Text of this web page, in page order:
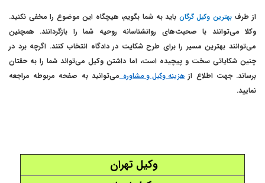
از طرفبهترین وکیل گرگان باید به شما بگویم، هیچگاه این موضوع را مخفی نکنید.
وکلا می‌توانند با صحبت‌های روانشناسانه روحیه شما را بازگردانند. همچنین
می‌توانند بهترین مسیر را برای طرح شکایت در دادگاه انتخاب کنند. اگرچه برد در
چنین شکایاتی سخت و پیچیده است، اما داشتن وکیل می‌تواند شما را به حقتان
برساند. جهت اطلاع ازهزینه وکیل و مشاوره می‌توانید به صفحه مربوطه مراجعه
نمایید.
وکیل تهران